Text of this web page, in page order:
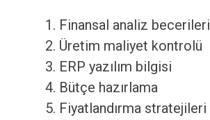
Finansal analiz becerileri
Üretim maliyet kontrolü
ERP yazılım bilgisi
Bütçe hazırlama
Fiyatlandırma stratejileri